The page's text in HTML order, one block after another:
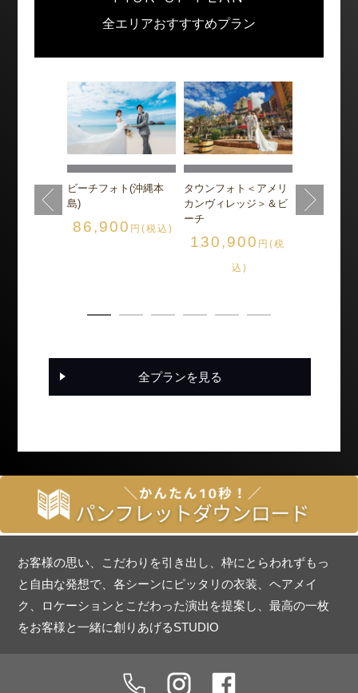
全エリアおすすすめプラン
円(税
ビーチフォト(沖縄本
島)
86,900 円(税込)
タウンフォト＜アメリ
カンヴィレッジ＞＆ビ
ーチ
130,900 円(税
込)
グレイス・
全プランを見る
お客様の思い、こだわりを引き出し、枠にとらわれずもっ
と自由な発想で、各シーンにピッタリの衣装、ヘアメイ
ク、ロケーションとこだわった演出を提案し、最高の一枚
をお客様と一緒に創りあげるSTUDIO